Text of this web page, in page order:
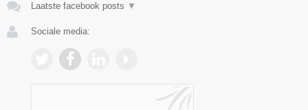
Laatste facebook posts ▼
Sociale media: